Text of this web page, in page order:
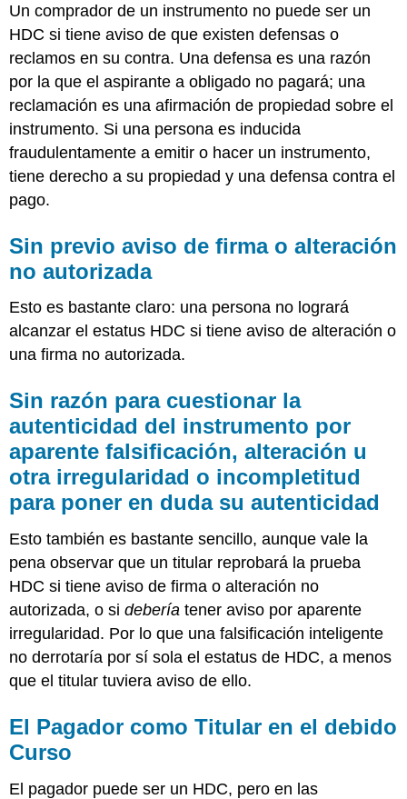
Un comprador de un instrumento no puede ser un
HDC si tiene aviso de que existen defensas o
reclamos en su contra. Una defensa es una razón
por la que el aspirante a obligado no pagará; una
reclamación es una afirmación de propiedad sobre el
instrumento. Si una persona es inducida
fraudulentamente a emitir o hacer un instrumento,
tiene derecho a su propiedad y una defensa contra el
pago.
Sin previo aviso de firma o alteración
no autorizada
Esto es bastante claro: una persona no logrará
alcanzar el estatus HDC si tiene aviso de alteración o
una firma no autorizada.
Sin razón para cuestionar la
autenticidad del instrumento por
aparente falsificación, alteración u
otra irregularidad o incompletitud
para poner en duda su autenticidad
Esto también es bastante sencillo, aunque vale la
pena observar que un titular reprobará la prueba
HDC si tiene aviso de firma o alteración no
autorizada, o sidebería tener aviso por aparente
irregularidad. Por lo que una falsificación inteligente
no derrotaría por sí sola el estatus de HDC, a menos
que el titular tuviera aviso de ello.
El Pagador como Titular en el debido
Curso
El pagador puede ser un HDC, pero en las